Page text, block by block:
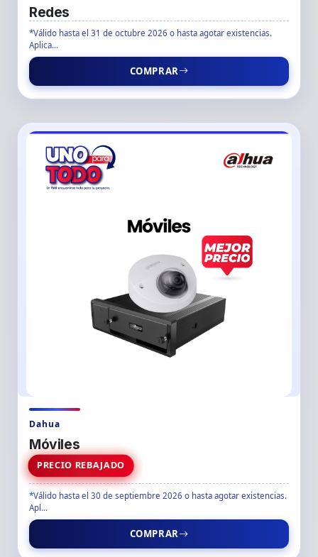
Redes
*Válido hasta el 31 de octubre 2026 o hasta agotar existencias.
Aplica...
COMPRAR
Dahua
Móviles
PRECIO REBAJADO
*Válido hasta el 30 de septiembre 2026 o hasta agotar existencias.
Apl...
COMPRAR